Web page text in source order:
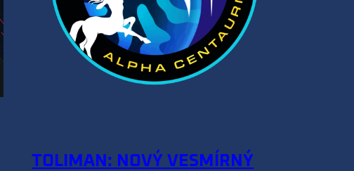
TOLIMAN: NOVÝ VESMÍRNÝ